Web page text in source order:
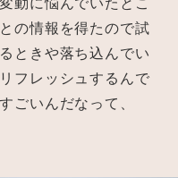
動に悩んでいたとこ
の情報を得たので試
ときや落ち込んでい
フレッシュするんで
ごいんだなって、